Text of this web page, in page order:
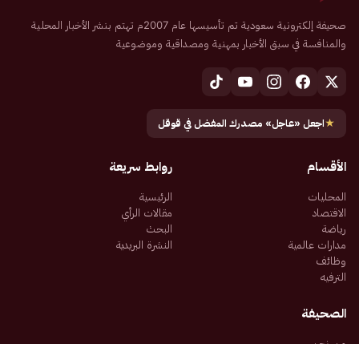
صحيفة إلكترونية سعودية تم تأسيسها عام 2007م تهتم بنشر الأخبار المحلية
والمنافسة في سبق الأخبار بمهنية ومصداقية وموضوعية
★اجعل «عاجل» مصدرك المفضل في قوقل
الأقسام
المحليات
الاقتصاد
رياضة
مدارات عالمية
وظائف
الترفيه
روابط سريعة
الرئيسية
مقالات الرأي
البحث
النشرة البريدية
الصحيفة